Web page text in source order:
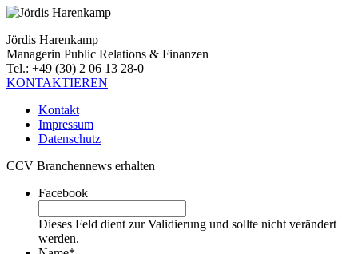
Jördis Harenkamp
Managerin Public Relations & Finanzen
Tel.: +49 (30) 2 06 13 28-0
KONTAKTIEREN
Kontakt
Impressum
Datenschutz
CCV Branchennews erhalten
Facebook
Dieses Feld dient zur Validierung und sollte nicht verändert
werden.